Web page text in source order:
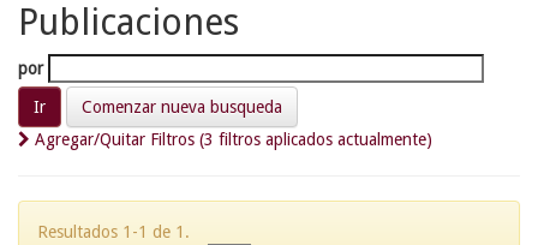
Publicaciones
por
Comenzar nueva busqueda
Agregar/Quitar Filtros (3 filtros aplicados actualmente)
Resultados 1-1 de 1.